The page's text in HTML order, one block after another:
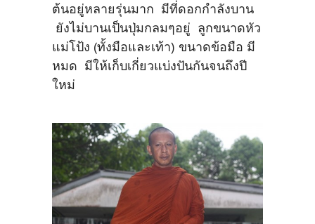
ต้นอยู่หลายรุ่นมาก มีที่ดอกกำลังบาน
ยังไม่บานเป็นปุ่มกลมๆอยู่ ลูกขนาดหัว
แม่โป้ง (ทั้งมือและเท้า) ขนาดข้อมือ มี
หมด มีให้เก็บเกี่ยวแบ่งปันกันจนถึงปี
ใหม่